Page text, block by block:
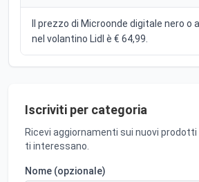
Il prezzo di Microonde digitale nero o
nel volantino Lidl è € 64,99.
Iscriviti per categoria
Ricevi aggiornamenti sui nuovi
ti interessano.
Nome (opzionale)